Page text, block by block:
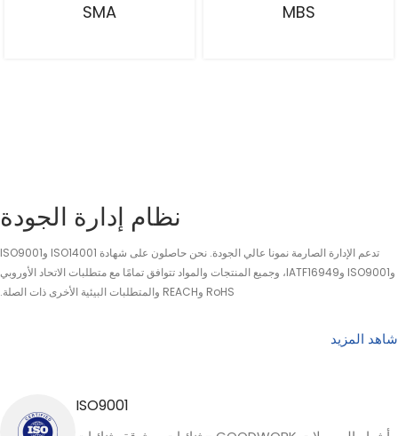
MBS
SMA
نظام إدارة الجودة
تدعم الإدارة الصارمة نمونا عالي الجودة. نحن حاصلون على شهادة ISO14001 وISO9001
وISO9001 وIATF16949، وجميع المنتجات والمواد تتوافق تمامًا مع متطلبات الاتحاد الأوروبي
RoHS وREACH والمتطلبات البيئية الأخرى ذات الصلة.
شاهد المزيد
ISO9001